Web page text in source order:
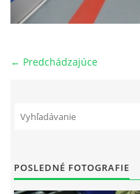
OBECNÁ INTERLIGA
NOVOROČNÝ TURNAJ
← Predchádzajúce
POSLEDNÉ FOTOGRAFIE